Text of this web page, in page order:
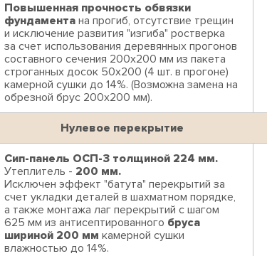
Повышенная прочность обвязки
фундамента на прогиб, отсутствие трещин
и исключение развития "изгиба" ростверка
за счет использования деревянных прогонов
составного сечения 200х200 мм из пакета
строганных досок 50х200 (4 шт. в прогоне)
камерной сушки до 14%. (Возможна замена на
обрезной брус 200х200 мм).
Нулевое перекрытие
Сип-панель ОСП-3 толщиной 224 мм.
Утеплитель - 200 мм.
Исключен эффект "батута" перекрытий за
счет укладки деталей в шахматном порядке,
а также монтажа лаг перекрытий с шагом
625 мм из антисептированного бруса
шириной 200 мм камерной сушки
влажностью до 14%.